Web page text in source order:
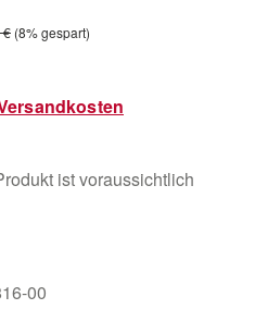
Preis:
€ (8% gespart)
ist voraussichtlich
00